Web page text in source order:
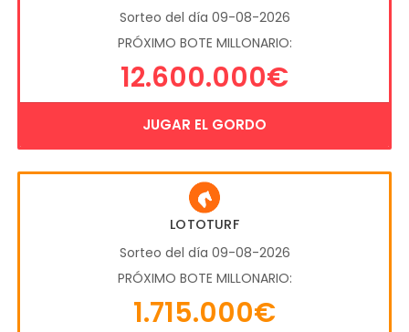
Sorteo del día 09-08-2026
PRÓXIMO BOTE MILLONARIO:
12.600.000€
JUGAR EL GORDO
LOTOTURF
Sorteo del día 09-08-2026
PRÓXIMO BOTE MILLONARIO:
1.715.000€